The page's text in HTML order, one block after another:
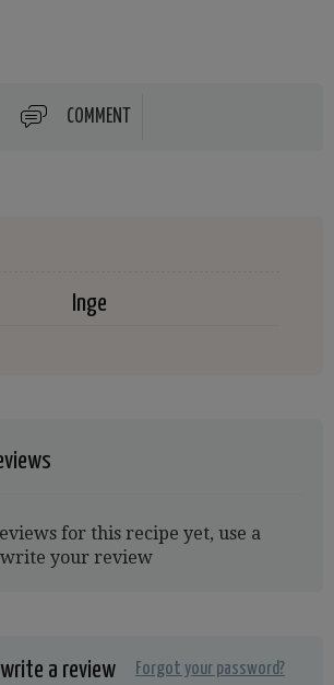
COMMENT
Inge
for this recipe yet, use a
your review
a review Forgot your password?